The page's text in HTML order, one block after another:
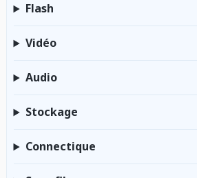
Flash
Vidéo
Audio
Stockage
Connectique